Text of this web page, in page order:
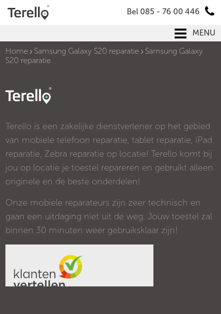
Bel 085 - 76 00 446
MENU
Home
Samsung Galaxy S20 reparatie
Samsung Galaxy
S20 reparatie
Terello is een zakelijke dienstverlener op het gebied
van mobiele telefoon reparatie, tablet reparatie, iPad
reparatie, Zebra reparatie op locatie! Terello komt bij
jou op locatie je toestel repareren en gebruikt alleen
originele en de beste onderdelen!
Onze mobiele reparateurs zijn zeer technisch en
gaan een uitdaging niet uit de weg. Jouw toestel zal
binnen 30 minuten weer gebruiksklaar zijn!